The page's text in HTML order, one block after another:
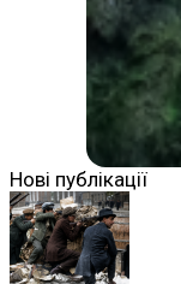
Нові публікації